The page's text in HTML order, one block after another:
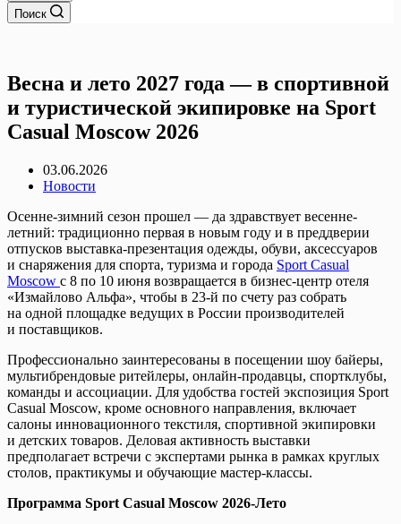
Поиск
Весна и лето 2027 года — в спортивной
и туристической экипировке на Sport
Casual Moscow 2026
03.06.2026
Новости
Осенне-зимний сезон прошел — да здравствует весенне-
летний: традиционно первая в новым году и в преддверии
отпусков выставка-презентация одежды, обуви, аксессуаров
и снаряжения для спорта, туризма и города Sport Casual
Moscow с 8 по 10 июня возвращается в бизнес-центр отеля
«Измайлово Альфа», чтобы в 23-й по счету раз собрать
на одной площадке ведущих в России производителей
и поставщиков.
Профессионально заинтересованы в посещении шоу байеры,
мультибрендовые ритейлеры, онлайн-продавцы, спортклубы,
команды и ассоциации. Для удобства гостей экспозиция Sport
Casual Moscow, кроме основного направления, включает
салоны инновационного текстиля, спортивной экипировки
и детских товаров. Деловая активность выставки
предполагает встречи с экспертами рынка в рамках круглых
столов, практикумы и обучающие мастер-классы.
Программа Sport Casual Moscow 2026-Лето